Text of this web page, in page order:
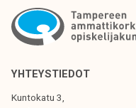
K
L
I
YHTEYSTIEDOT
Kuntokatu 3,